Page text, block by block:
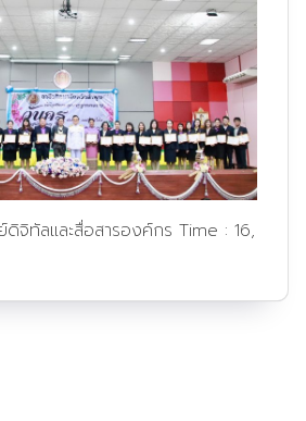
จิทัลและสื่อสารองค์กร Time : 16,